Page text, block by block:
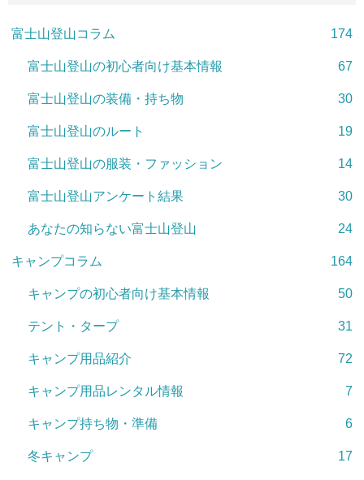
富士山登山コラム 174
富士山登山の初心者向け基本情報 67
富士山登山の装備・持ち物 30
富士山登山のルート 19
富士山登山の服装・ファッション 14
富士山登山アンケート結果 30
あなたの知らない富士山登山 24
キャンプコラム 164
キャンプの初心者向け基本情報 50
テント・タープ 31
キャンプ用品紹介 72
キャンプ用品レンタル情報 7
キャンプ持ち物・準備 6
冬キャンプ 17